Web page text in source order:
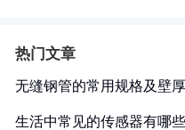
热门文章
无缝钢管的常用规格及壁厚
生活中常见的传感器有哪